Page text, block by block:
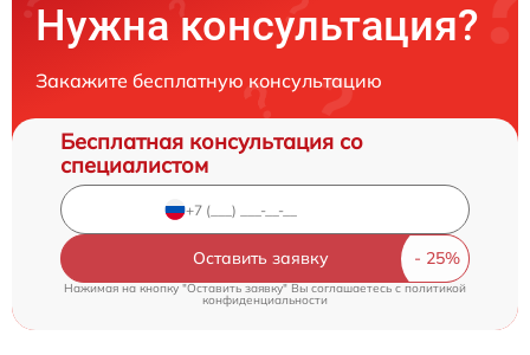
Нужна консультация?
Закажите бесплатную консультацию
Бесплатная консультация со
специалистом
Оставить заявку
Нажимая на кнопку "Оставить заявку" Вы соглашаетесь c политикой
конфиденциальности